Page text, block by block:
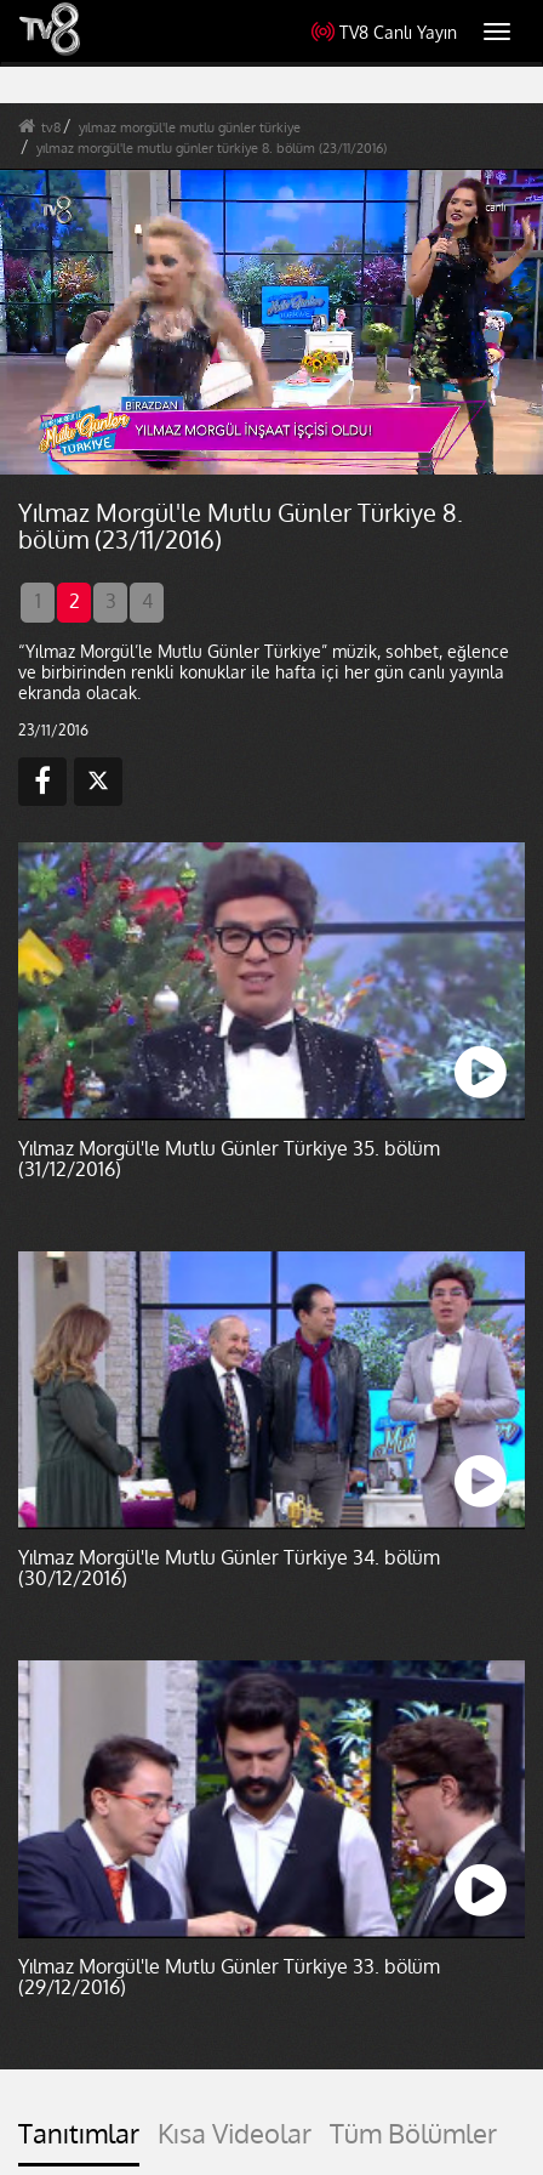
TV8 Canlı Yayın
tv8
yılmaz morgül'le mutlu günler türkiye
yılmaz morgül'le mutlu günler türkiye 8. bölüm (23/11/2016)
Yılmaz Morgül'le Mutlu Günler Türkiye 8.
bölüm (23/11/2016)
1 2 3 4
“Yılmaz Morgül’le Mutlu Günler Türkiye” müzik, sohbet, eğlence
ve birbirinden renkli konuklar ile hafta içi her gün canlı yayınla
ekranda olacak.
23/11/2016
Yılmaz Morgül'le Mutlu Günler Türkiye 35. bölüm
(31/12/2016)
Yılmaz Morgül'le Mutlu Günler Türkiye 34. bölüm
(30/12/2016)
Yılmaz Morgül'le Mutlu Günler Türkiye 33. bölüm
(29/12/2016)
Tanıtımlar Kısa Videolar Tüm Bölümler